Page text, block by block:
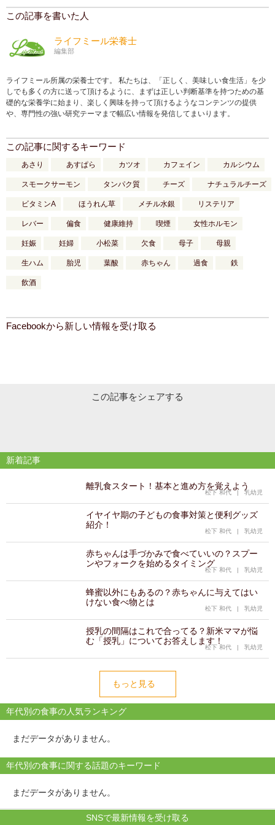
この記事を書いた人
ライフミール栄養士
編集部
ライフミール所属の栄養士です。 私たちは、「正しく、美味しい食生活」を少
しでも多くの方に送って頂けるように、まずは正しい判断基準を持つための基
礎的な栄養学に始まり、楽しく興味を持って頂けるようなコンテンツの提供
や、専門性の強い研究テーマまで幅広い情報を発信してまいります。
この記事に関するキーワード
あさり あすぱら カツオ カフェイン カルシウム
スモークサーモン タンパク質 チーズ ナチュラルチーズ
ビタミンA ほうれん草 メチル水銀 リステリア
レバー 偏食 健康維持 喫煙 女性ホルモン
妊娠 妊婦 小松菜 欠食 母子 母親
生ハム 胎児 葉酸 赤ちゃん 過食 鉄
飲酒
Facebookから新しい情報を受け取る
この記事をシェアする
新着記事
離乳食スタート！基本と進め方を覚えよう
松下 和代 | 乳幼児
イヤイヤ期の子どもの食事対策と便利グッズ
紹介！
松下 和代 | 乳幼児
赤ちゃんは手づかみで食べていいの？スプー
ンやフォークを始めるタイミング
松下 和代 | 乳幼児
蜂蜜以外にもあるの？赤ちゃんに与えてはい
けない食べ物とは
松下 和代 | 乳幼児
授乳の間隔はこれで合ってる？新米ママが悩
む「授乳」についてお答えします！
松下 和代 | 乳幼児
もっと見る
年代別の食事の人気ランキング
まだデータがありません。
年代別の食事に関する話題のキーワード
まだデータがありません。
SNSで最新情報を受け取る